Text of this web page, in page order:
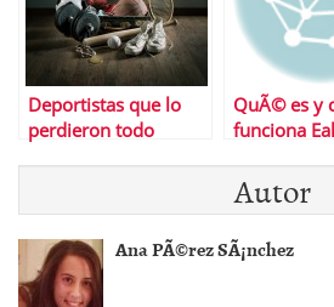
Deportistas que lo
perdieron todo
QuÃ© es y
funciona
Autor
Ana PÃ©rez SÃ¡nchez